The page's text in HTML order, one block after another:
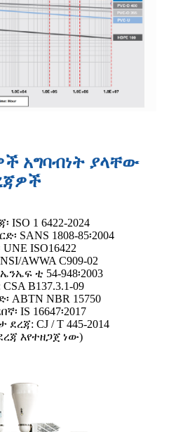
አግባብነት ያላቸው
ISO 1 6422-2024
SANS 1808-85፡2004
ISO16422
AWWA C909-02
ቲ 54-948፡2003
B137.3.1-09
ABTN NBR 15750
IS 16647፡2017
CJ / T 445-2014
እየተዘጋጀ ነው)